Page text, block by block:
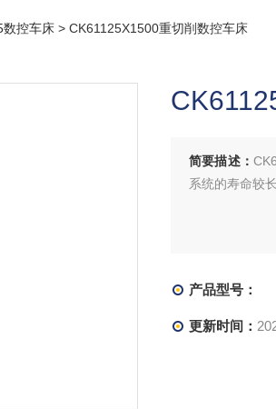
数控车床 > CK61125X1500重切削数控车床
简要描述：
系统的寿命较
产品型号：
更新时间：